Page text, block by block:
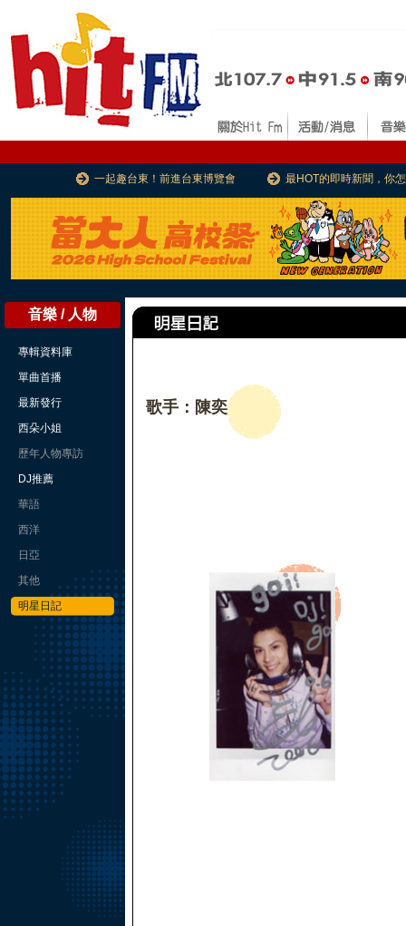
一起趣台東！前進台東博覽會 最HOT的即時新聞，你
音樂 / 人物
專輯資料庫
單曲首播
最新發行
西朵小姐
歷年人物專訪
DJ推薦
華語
西洋
日亞
其他
明星日記
歌手：陳奕